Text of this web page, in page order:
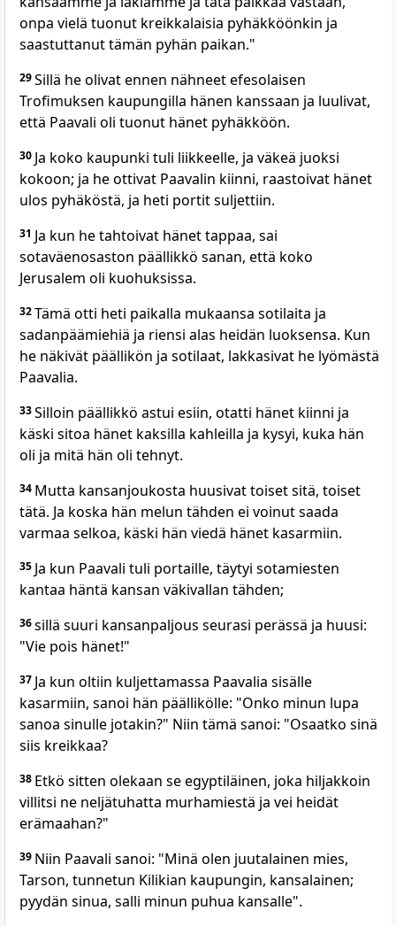
onpa vielä tuonut kreikkalaisia pyhäkköönkin ja
saastuttanut tämän pyhän paikan."
29Sillä he olivat ennen nähneet efesolaisen
Trofimuksen kaupungilla hänen kanssaan ja luulivat,
että Paavali oli tuonut hänet pyhäkköön.
30 Ja koko kaupunki tuli liikkeelle, ja väkeä juoksi
kokoon; ja he ottivat Paavalin kiinni, raastoivat hänet
ulos pyhäköstä, ja heti portit suljettiin.
31 Ja kun he tahtoivat hänet tappaa, sai
sotaväenosaston päällikkö sanan, että koko
Jerusalem oli kuohuksissa.
32Tämä otti heti paikalla mukaansa sotilaita ja
sadanpäämiehiä ja riensi alas heidän luoksensa. Kun
he näkivät päällikön ja sotilaat, lakkasivat he lyömästä
Paavalia.
33Silloin päällikkö astui esiin, otatti hänet kiinni ja
käski sitoa hänet kaksilla kahleilla ja kysyi, kuka hän
oli ja mitä hän oli tehnyt.
34 Mutta kansanjoukosta huusivat toiset sitä, toiset
tätä. Ja koska hän melun tähden ei voinut saada
varmaa selkoa, käski hän viedä hänet kasarmiin.
35 Ja kun Paavali tuli portaille, täytyi sotamiesten
kantaa häntä kansan väkivallan tähden;
36sillä suuri kansanpaljous seurasi perässä ja huusi:
"Vie pois hänet!"
37 Ja kun oltiin kuljettamassa Paavalia sisälle
kasarmiin, sanoi hän päällikölle: "Onko minun lupa
sanoa sinulle jotakin?" Niin tämä sanoi: "Osaatko sinä
siis kreikkaa?
38 Etkö sitten olekaan se egyptiläinen, joka hiljakkoin
villitsi ne neljätuhatta murhamiestä ja vei heidät
erämaahan?"
39 Niin Paavali sanoi: "Minä olen juutalainen mies,
Tarson, tunnetun Kilikian kaupungin, kansalainen;
pyydän sinua, salli minun puhua kansalle".